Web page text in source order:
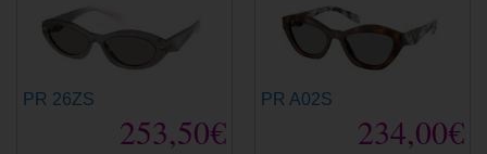
PR 26ZS
253,50€
PR A02S
234,00€